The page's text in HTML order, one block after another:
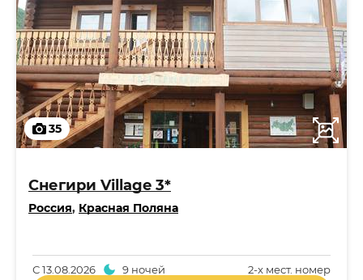
35
Снегири Village 3*
Россия, Красная Поляна
2-x мест. номер
С13.08.2026 9 ночей